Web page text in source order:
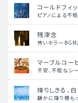
コールドフィッ
ピアノによる不
残滓念
怖いホラーBGM
マーブルコー
不安、不穏なシ
降りしきる、白
静かに降り積も